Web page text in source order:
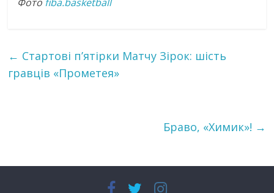
← Стартові п’ятірки Матчу Зірок: шість
гравців «Прометея»
Браво, «Химик»! →